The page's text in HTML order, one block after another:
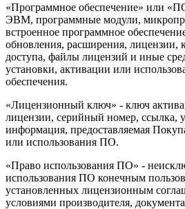
«Программное обеспечение» или
ЭВМ, программные модули,
встроенное программное
обновления, расширения, лицензии,
доступа, файлы лицензий и иные
установки, активации или
обеспечения.
«Лицензионный ключ» - ключ
лицензии, серийный номер, ссылка,
информация, предоставляемая
или использования ПО.
«Право использования ПО» -
использования ПО конечным
установленных лицензионным
условиями производителя,